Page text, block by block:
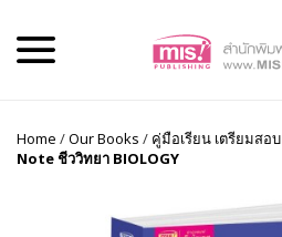
Home /Our Books / คู่มือเรียน เตรียมสอบ
Note ชีววิทยา BIOLOGY